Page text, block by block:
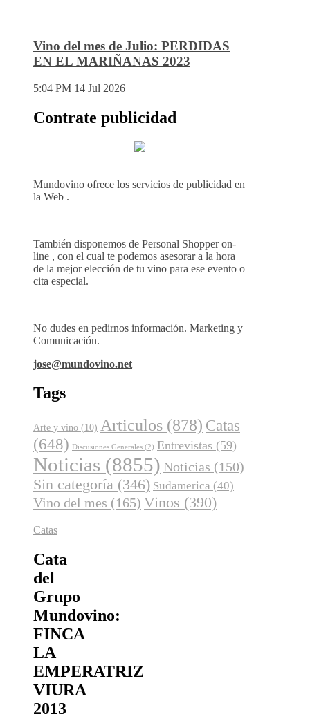
Vino del mes de Julio: PERDIDAS
EN EL MARIÑANAS 2023
5:04 PM 14 Jul 2026
Contrate publicidad
Mundovino ofrece los servicios de publicidad en
la Web .
También disponemos de Personal Shopper on-
line , con el cual te podemos asesorar a la hora
de la mejor elección de tu vino para ese evento o
cita especial.
No dudes en pedirnos información. Marketing y
Comunicación.
jose@mundovino.net
Tags
Arte y vino (10) Articulos (878) Catas
(648) Discusiones Generales (2) Entrevistas (59)
Noticias (8855) Noticias (150)
Sin categoría (346) Sudamerica (40)
Vino del mes (165) Vinos (390)
Catas
Cata
del
Grupo
Mundovino:
FINCA
LA
EMPERATRIZ
VIURA
2013